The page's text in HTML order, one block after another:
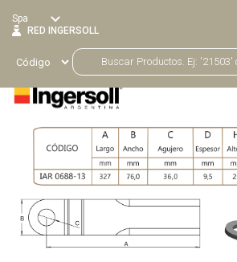
Spa
RED INGERSOLL
Productos